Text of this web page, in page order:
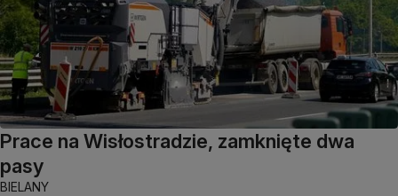
Prace na Wisłostradzie, zamknięte dwa
pasy
BIELANY